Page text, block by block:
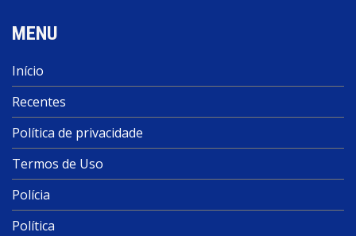
MENU
Início
Recentes
Política de privacidade
Termos de Uso
Polícia
Política